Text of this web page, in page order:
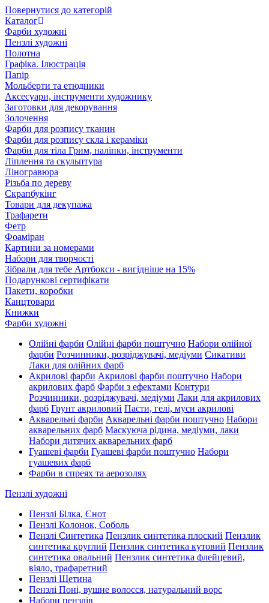
Повернутися до категорій
Каталог
Фарби художні
Пензлі художні
Полотна
Графіка. Ілюстрація
Папір
Мольберти та етюдники
Аксесуари, інструменти художнику
Заготовки для декорування
Золочення
Фарби для розпису тканин
Фарби для розпису скла і кераміки
Фарби для тіла Грим, наліпки, інструменти
Ліплення та скульптура
Ліногравюра
Різьба по дереву
Скрапбукінг
Товари для декупажа
Трафарети
Фетр
Фоаміран
Картини за номерами
Набори для творчості
Зібрали для тебе Артбокси - вигідніше на 15%
Подарункові сертифікати
Пакети, коробки
Канцтовари
Книжки
Фарби художні
Олійні фарби Олійні фарби поштучно Набори олійної
фарби Розчинники, розріджувачі, медіуми Сикативи
Лаки для олійних фарб
Акрилові фарби Акрилові фарби поштучно Набори
акрилових фарб Фарби з ефектами Контури
Розчинники, розріджувачі, медіуми Лаки для акрилових
фарб Грунт акриловий Пасти, гелі, муси акрилові
Акварельні фарби Акварельні фарби поштучно Набори
акварельних фарб Маскуюча рідина, медіуми, лаки
Набори дитячих акварельних фарб
Гуашеві фарби Гуашеві фарби поштучно Набори
гуашевих фарб
Фарби в спреях та аерозолях
Пензлі художні
Пензлі Білка, Єнот
Пензлі Колонок, Соболь
Пензлі Синтетика Пензлик синтетика плоский Пензлик
синтетика круглий Пензлик синтетика кутовий Пензлик
синтетика овальний Пензлик синтетика флейцевий,
віяло, трафаретний
Пензлі Щетина
Пензлі Поні, вушне волосся, натуральний ворс
Набори пензлів